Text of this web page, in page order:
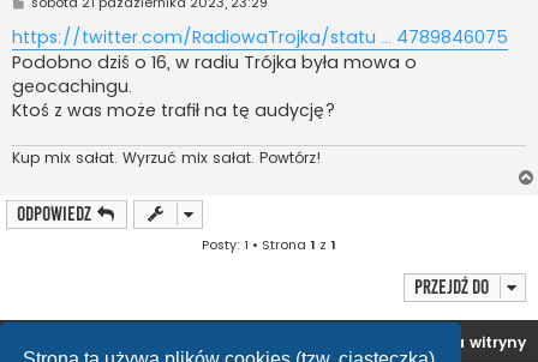
s
t
https://twitter.com/RadiowaTrojka/statu ... 4789846075
Podobno dziś o 16, w radiu Trójka była mowa o
geocachingu.
Ktoś z was może trafił na tę audycję?
Kup mix sałat. Wyrzuć mix sałat. Powtórz!
ODPOWIEDZ
Posty: 1 • Strona 1 z 1
Przejdź do
Usuń ciasteczka witryny